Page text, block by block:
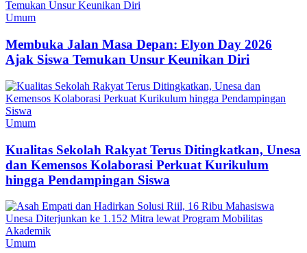
Umum
Membuka Jalan Masa Depan: Elyon Day 2026
Ajak Siswa Temukan Unsur Keunikan Diri
Umum
Kualitas Sekolah Rakyat Terus Ditingkatkan, Unesa
dan Kemensos Kolaborasi Perkuat Kurikulum
hingga Pendampingan Siswa
Umum